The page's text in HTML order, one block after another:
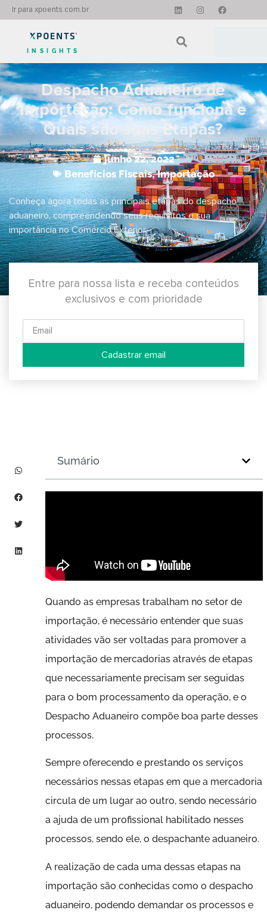
Ir para xpoents.com.br
INSIGHTS
Despacho Aduaneiro de
Importação: Como funciona e
Quais são suas Etapas?
junho 22, 2022
Benefícios Fiscais,Importação
Conheça agora todas as principais etapas do despacho
aduaneiro, compreendendo seus requisitos e sua
importância no Comércio Exterior.
Entre para nossa lista e receba conteúdos
exclusivos e com prioridade
Cadastrar email
Sumário
Quando as empresas trabalham no setor de
importação, é necessário entender que suas
atividades vão ser voltadas para promover a
importação de mercadorias através de etapas
que necessariamente precisam ser seguidas
para o bom processamento da operação, e o
Despacho Aduaneiro compõe boa parte desses
processos.
Sempre oferecendo e prestando os serviços
necessários nessas etapas em que a mercadoria
circula de um lugar ao outro, sendo necessário
a ajuda de um profissional habilitado nesses
processos, sendo ele, o despachante aduaneiro.
A realização de cada uma dessas etapas na
importação são conhecidas como o despacho
aduaneiro, podendo demandar os processos e